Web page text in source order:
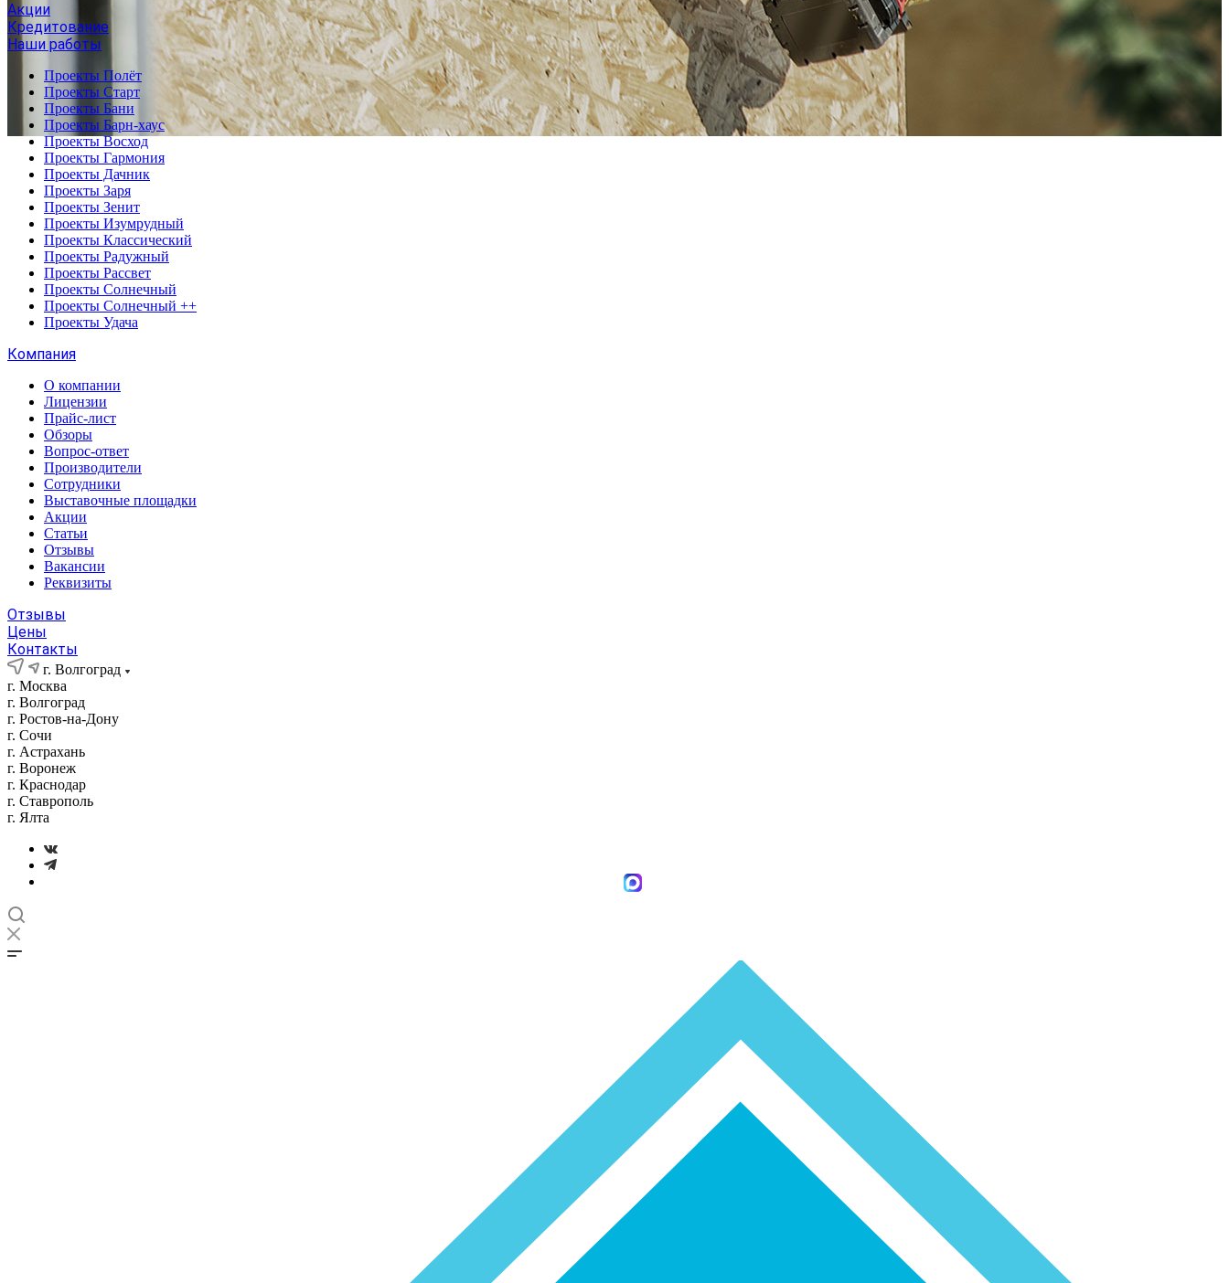
Акции
Кредитование
Наши работы
Проекты Полёт
Проекты Старт
Проекты Бани
Проекты Барн-хаус
Проекты Восход
Проекты Гармония
Проекты Дачник
Проекты Заря
Проекты Зенит
Проекты Изумрудный
Проекты Классический
Проекты Радужный
Проекты Рассвет
Проекты Солнечный
Проекты Солнечный ++
Проекты Удача
Компания
О компании
Лицензии
Прайс-лист
Обзоры
Вопрос-ответ
Производители
Сотрудники
Выставочные площадки
Акции
Статьи
Отзывы
Вакансии
Реквизиты
Отзывы
Цены
Контакты
г. Волгоград
г. Москва
г. Волгоград
г. Ростов-на-Дону
г. Сочи
г. Астрахань
г. Воронеж
г. Краснодар
г. Ставрополь
г. Ялта